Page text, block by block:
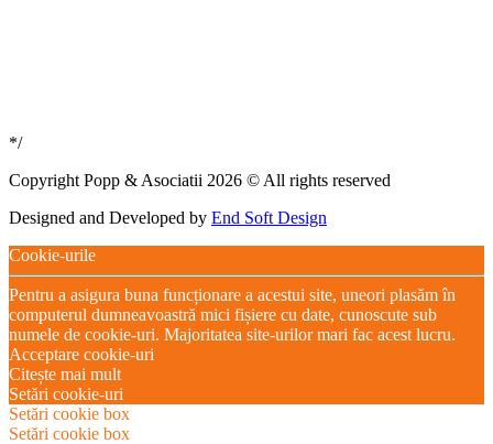
*/
Copyright Popp & Asociatii 2026 © All rights reserved
Designed and Developed by End Soft Design
Cookie-urile
Pentru a asigura buna funcționare a acestui site, uneori plasăm în
computerul dumneavoastră mici fișiere cu date, cunoscute sub
numele de cookie-uri. Majoritatea site-urilor mari fac acest lucru.
Acceptare cookie-uri
Citește mai mult
Setări cookie-uri
Setări cookie box
Setări cookie box